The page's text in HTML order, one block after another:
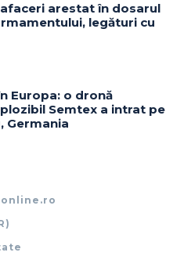
arestat în dosarul
legături cu
Europa: o dronă
Semtex a intrat pe
Germania